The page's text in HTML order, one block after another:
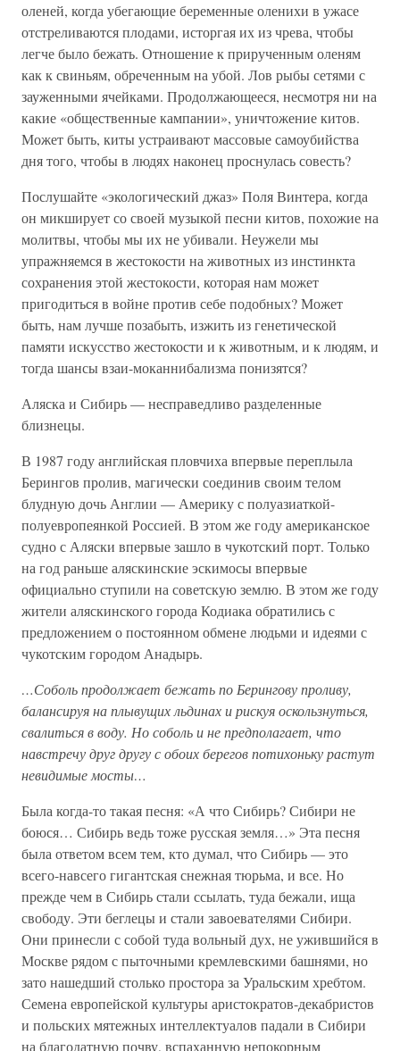
оленей, когда убегающие беременные оленихи в ужасе
отстреливаются плодами, исторгая их из чрева, чтобы
легче было бежать. Отношение к прирученным оленям
как к свиньям, обреченным на убой. Лов рыбы сетями с
зауженными ячейками. Продолжающееся, несмотря ни на
какие «общественные кампании», уничтожение китов.
Может быть, киты устраивают массовые самоубийства
дня того, чтобы в людях наконец проснулась совесть?
Послушайте «экологический джаз» Поля Винтера, когда
он микширует со своей музыкой песни китов, похожие на
молитвы, чтобы мы их не убивали. Неужели мы
упражняемся в жестокости на животных из инстинкта
сохранения этой жестокости, которая нам может
пригодиться в войне против себе подобных? Может
быть, нам лучше позабыть, изжить из генетической
памяти искусство жестокости и к животным, и к людям, и
тогда шансы взаи-моканнибализма понизятся?
Аляска и Сибирь — несправедливо разделенные
близнецы.
В 1987 году английская пловчиха впервые переплыла
Берингов пролив, магически соединив своим телом
блудную дочь Англии — Америку с полуазиаткой-
полуевропеянкой Россией. В этом же году американское
судно с Аляски впервые зашло в чукотский порт. Только
на год раньше аляскинские эскимосы впервые
официально ступили на советскую землю. В этом же году
жители аляскинского города Кодиака обратились с
предложением о постоянном обмене людьми и идеями с
чукотским городом Анадырь.
…Соболь продолжает бежать по Берингову проливу,
балансируя на плывущих льдинах и рискуя оскользнуться,
свалиться в воду. Но соболь и не предполагает, что
навстречу друг другу с обоих берегов потихоньку растут
невидимые мосты…
Была когда-то такая песня: «А что Сибирь? Сибири не
боюся… Сибирь ведь тоже русская земля…» Эта песня
была ответом всем тем, кто думал, что Сибирь — это
всего-навсего гигантская снежная тюрьма, и все. Но
прежде чем в Сибирь стали ссылать, туда бежали, ища
свободу. Эти беглецы и стали завоевателями Сибири.
Они принесли с собой туда вольный дух, не ужившийся в
Москве рядом с пыточными кремлевскими башнями, но
зато нашедший столько простора за Уральским хребтом.
Семена европейской культуры аристократов-декабристов
и польских мятежных интеллектуалов падали в Сибири
на благодатную почву, вспаханную непокорным